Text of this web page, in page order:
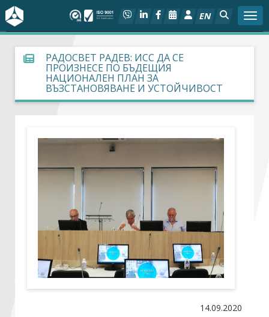
EN
За БСК
На фокус
Актуално
Социален диалог
Дейности
Арбитражен съд
Проекти
Членове
РАДОСВЕТ РАДЕВ: ИСС ДА СЕ
ПРОИЗНЕСЕ ПО БЪДЕЩИЯ
НАЦИОНАЛЕН ПЛАН ЗА
ВЪЗСТАНОВЯВАНЕ И УСТОЙЧИВОСТ
14.09.2020